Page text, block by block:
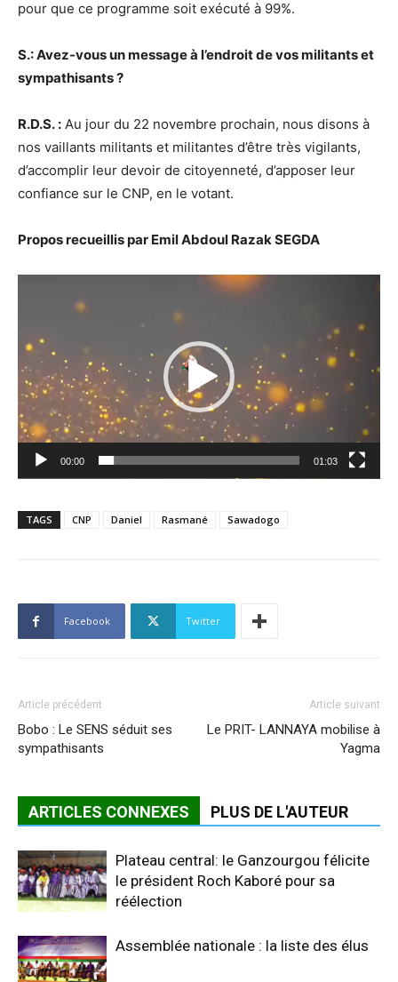
pour que ce programme soit exécuté à 99%.
S.: Avez-vous un message à l’endroit de vos militants et
sympathisants ?
R.D.S. : Au jour du 22 novembre prochain, nous disons à
nos vaillants militants et militantes d’être très vigilants,
d’accomplir leur devoir de citoyenneté, d’apposer leur
confiance sur le CNP, en le votant.
Propos recueillis par Emil Abdoul Razak SEGDA
Lecteur
00:00 01:03
TAGS CNP Daniel Rasmané Sawadogo
Facebook Twitter
Article précédent
Bobo : Le SENS séduit ses
sympathisants
Article suivant
Le PRIT- LANNAYA mobilise à
Yagma
ARTICLES CONNEXES PLUS DE L'AUTEUR
Plateau central: le Ganzourgou félicite
le président Roch Kaboré pour sa
réélection
Assemblée nationale : la liste des élus